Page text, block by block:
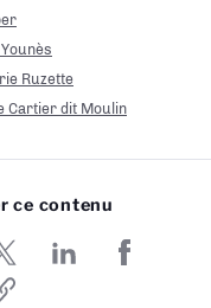
Ruzette
Cartier dit Moulin
ce contenu